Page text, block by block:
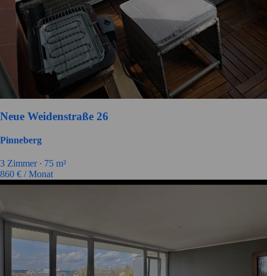
Neue Weidenstraße 26
Pinneberg
3 Zimmer ∙ 75 m²
860 € / Monat